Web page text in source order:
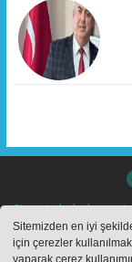
Sitemizden en iyi
için çerezler
Sitemizde bulunan